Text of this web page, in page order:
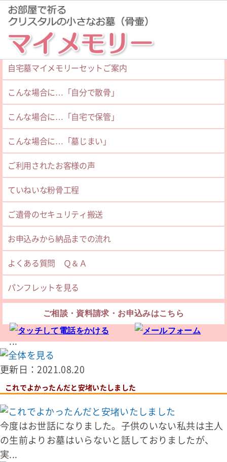
ホーム
コラム＆エッセイ
一覧
（373）
更新日：2021.08.27
手元供養墓は求めていた理想でピッタリでした
この度はお世話になりました。新たに菩提寺を決める
事を考えず、何とか自宅にと思っていたところ御社
の...
更新日：2021.08.23
ありがとうの気持ちでいっぱいです
電話する前は不安でしたが、安心してお願いする事が
出来ました。カビの心配する事も無くなり、ずっと
一...
更新日：2021.08.20
これでよかったんだと安堵いたしました
今度はお世話になりました。子供のいない私共は主人
の生前よりお墓はいらないと話しておりましたが、
実...
粉骨サービスご案内
自宅墓マイメモリーセットご案内
こんな場合に…「自分で散骨」
こんな場合に…「自宅で保管」
こんな場合に…「墓じまい」
ご利用されたお客様の声
ていねいな粉骨工程
ご遺骨のセキュリティ搬送
お申込みから納品までの流れ
よくある質問 Ｑ＆Ａ
パンフレットを見る
ご相談・資料請求・お申込みはこちら